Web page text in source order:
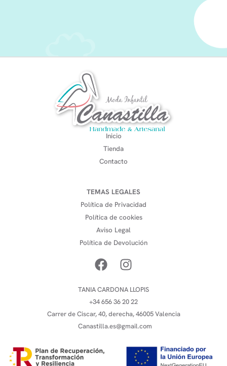
Inicio
Tienda
Contacto
TEMAS LEGALES
Política de Privacidad
Política de cookies
Aviso Legal
Política de Devolución
TANIA CARDONA LLOPIS
+34 656 36 20 22
Carrer de Ciscar, 40, derecha, 46005 Valencia
Canastilla.es@gmail.com